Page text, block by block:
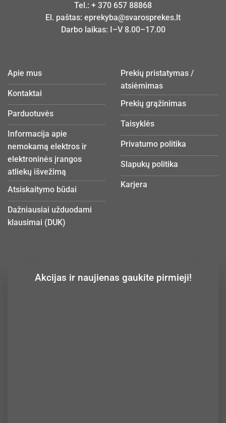
Tel.: + 370 657 88868
El. paštas: eprekyba@svarosprekes.lt
Darbo laikas: I–V 8.00–17.00
Apie mus
Kontaktai
Parduotuvės
Informacija apie
nemokamą elektros ir
elektroninės įrangos
atliekų išvežimą
Atsiskaitymo būdai
Dažniausiai užduodami
klausimai (DUK)
Prekių pristatymas /
atsiėmimas
Prekių grąžinimas
Taisyklės
Privatumo politika
Slapukų politika
Karjera
Akcijas ir naujienas gaukite pirmieji!